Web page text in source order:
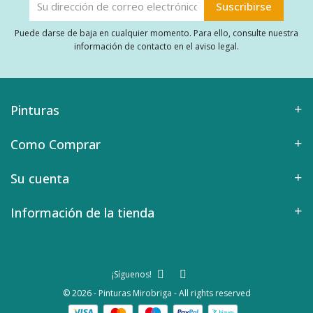
Puede darse de baja en cualquier momento. Para ello, consulte nuestra
información de contacto en el aviso legal.
Pinturas
Como Comprar
Su cuenta
Información de la tienda
© 2026 - Pinturas Mirobriga - All rights reserved
¡Síguenos!